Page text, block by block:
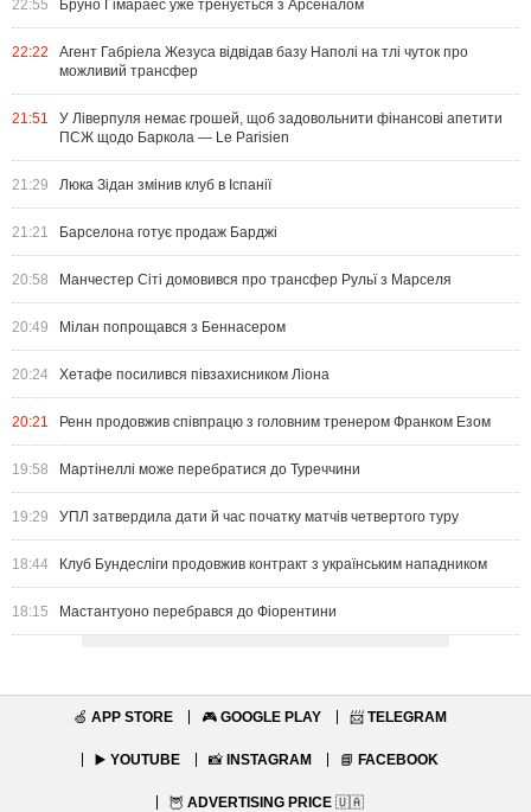
22:55 Бруно Гімараес уже тренується з Арсеналом
22:22
Агент Габріела Жезуса відвідав базу Наполі на тлі чуток про
можливий трансфер
21:51
У Ліверпуля немає грошей, щоб задовольнити фінансові апетити
ПСЖ щодо Баркола — Le Parisien
21:29 Люка Зідан змінив клуб в Іспанії
21:21 Барселона готує продаж Барджі
20:58 Манчестер Сіті домовився про трансфер Рульї з Марселя
20:49 Мілан попрощався з Беннасером
20:24 Хетафе посилився півзахисником Ліона
20:21 Ренн продовжив співпрацю з головним тренером Франком Езом
19:58 Мартінеллі може перебратися до Туреччини
19:29 УПЛ затвердила дати й час початку матчів четвертого туру
18:44 Клуб Бундесліги продовжив контракт з українським нападником
18:15 Мастантуоно перебрався до Фіорентини
🍏 APP STORE 🎮 GOOGLE PLAY 📨 TELEGRAM
▶️ YOUTUBE 📸 INSTAGRAM 📘 FACEBOOK
🦉 ADVERTISING PRICE 🇺🇦